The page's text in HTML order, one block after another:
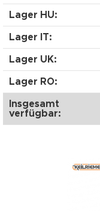
Lager HU:
Lager IT:
Lager UK:
Lager RO:
Insgesamt
verfügbar: